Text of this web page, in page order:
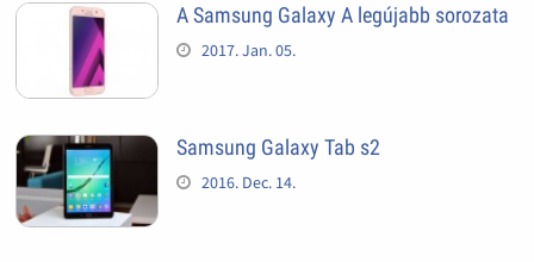
A Samsung Galaxy A legújabb sorozata
2017. Jan. 05.
Samsung Galaxy Tab s2
2016. Dec. 14.